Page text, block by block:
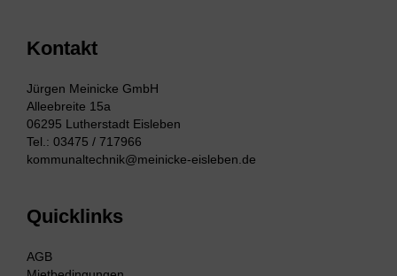
Kontakt
Jürgen Meinicke GmbH
Alleebreite 15a
06295 Lutherstadt Eisleben
Tel.: 03475 / 717966
kommunaltechnik@meinicke-eisleben.de
Quicklinks
AGB